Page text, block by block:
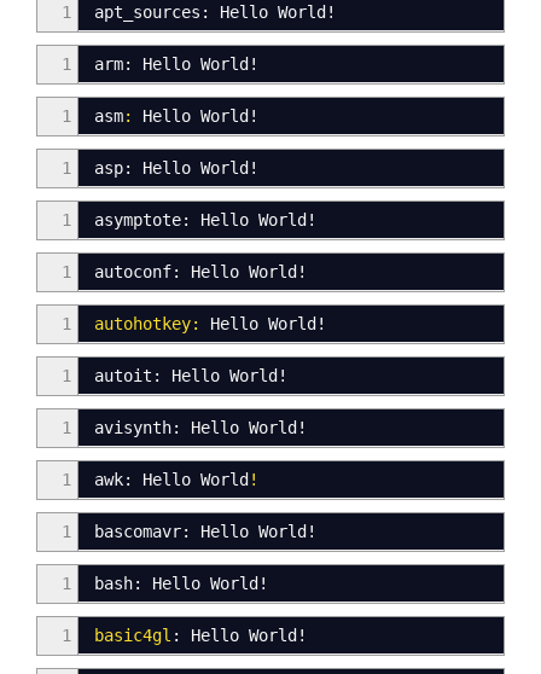
1 apt_sources: Hello World!
1 arm: Hello World!
1 asm: Hello World!
1 asp: Hello World!
1 asymptote: Hello World!
1 autoconf: Hello World!
1 autohotkey: Hello World!
1 autoit : Hello World!
1 avisynth: Hello World!
1 awk: Hello World!
1 bascomavr: Hello World!
1 bash: Hello World!
1 basic4gl : Hello World!